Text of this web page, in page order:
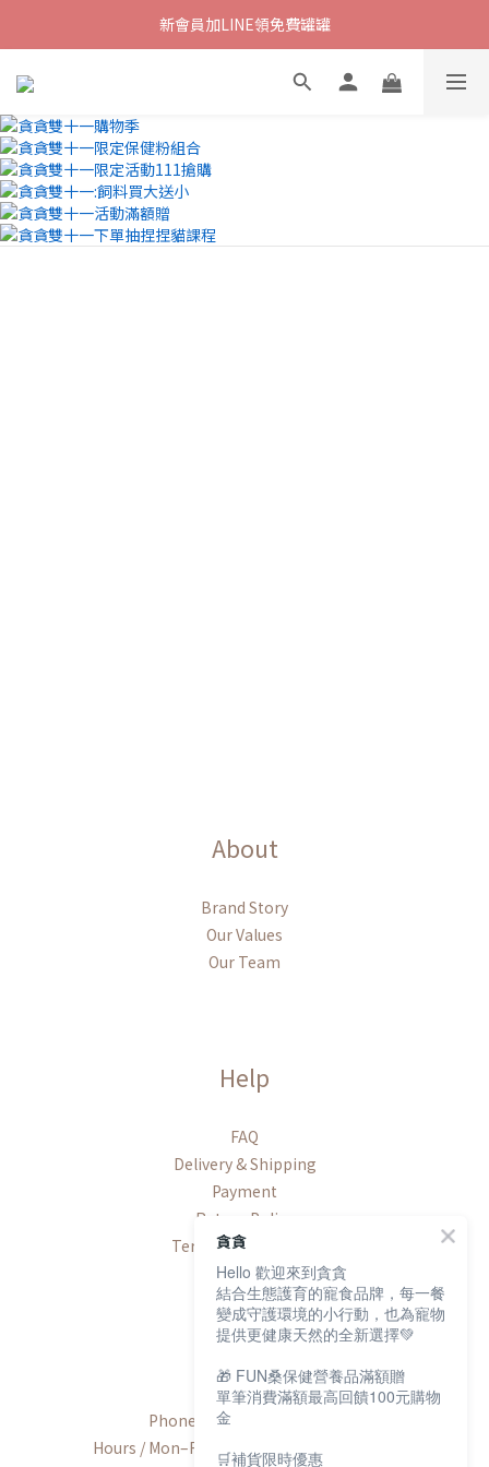
新會員加LINE領免費罐罐
About
Brand Story
Our Values
Our Team
Help
FAQ
Delivery & Shipping
Payment
Return Policy
Terms & Conditions
Contact
Phone / +886-2-2600-8552
Hours / Mon–Fri, 9:00 AM–6:00 PM (UTC+8)
貪貪
Hello 歡迎來到貪貪
結合生態護育的寵食品牌，每一餐
變成守護環境的小行動，也為寵物
提供更健康天然的全新選擇💚
🎁 FUN桑保健營養品滿額贈
單筆消費滿額最高回饋100元購物
金
🛒補貨限時優惠